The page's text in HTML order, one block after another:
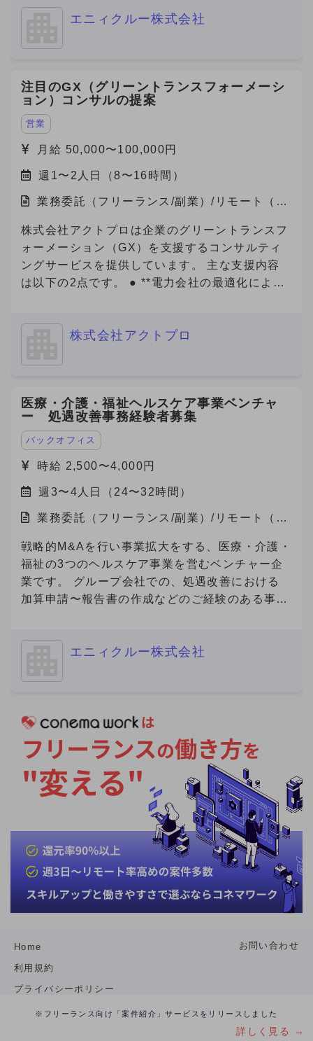
『Metoree』 https://metoree.com/ ★導入事例は
集の背景】 製造業界でもデジタルシフトが加速
流になりつつあります。 この変化を捉え、
「Metoree」への掲載を通じたリード獲得を支援
する需要が急拡大しています。 より多くの製造
るため、 セールス組織の拡大・強化のため増員
を検討しています。 【セールスチームの特徴】
の高いメンバーが刺激しあい切磋琢磨していま
す。 また、メンバー（マネジメント未経験）か
らリーダー・マネージャーに昇格したメンバーも
多数在籍しており、挑戦をしたい方へのチャンス
の機会がたくさんあります。 社内ナレッジも豊
ン後の動き方】 ・研修期間あり（最大15時間）
施、商談同席 ※研修期間中も報酬は発生します。
場合は1ヶ月ごとの自動更新制となります。 ※研
修期間の実績により契約終了の可能性あります。
り、現在数万人の外国人労働者が登録しており、
なる拡大や将来的なIPOを見据え、将来的な経営
チームへの参画を視野に入れながら、急成長スタ
ートアップにおいて、中途人材採用を戦略の立案
から実施までリードいただける方を募集いたしま
す。 ■ご応募（興味あり）にあたり■ 【必須1】
プロフィール（社歴、業務ご経験）詳細をご記載
ください。 【必須2】下記、「副業からの転職」
について、該当する番号をお知らせください。
【必須3】バックグラウンドについても選考の参
考にさせていただいておりますので、大学・学
部・専攻内容も記載してご応募をお願いいたしま
す。 「副業からの転職」について： 数ヶ月〜半
ただける方から優先的に採用させていただく案件
能性「無し」 ② 内容・条件により転職の可能性
転職の可能性「あり」（半年から1年以内程度）
④ 転職を「積極的に検討中」（半年以内） -------
-------------- ※これらの記載がない場合、
施する観点から、大変恐縮ですがご返信できない
ことがありますので、ご協力をお願いいたしま
エニィクルー株式会社
注目のGX（グリーントランスフォーメーシ
ョン）コンサルの提案
営業
月給 50,000〜100,000円
週1〜2人日（8〜16時間）
業務委託（フリーランス/副業）/リモート（在
株式会社アクトプロは企業のグリーントランスフ
ォーメーション（GX）を支援するコンサルティ
ングサービスを提供しています。 主な支援内容
は以下の2点です。 ● **電力会社の最適化による
あるコスト削減を実現します。 ● **Jクレジット
ESG評価・脱炭素経営の推進に貢献します。 近
年、GXは「企業の競争力」を左右する重要テー
マとなっており、コスト削減と環境価値の創出を
両立できる点が大きな魅力です。 今回、当社は
これらのサービスにご関心をお持ちの企業様をご
紹介いただけるパートナーを募集しています。
株式会社アクトプロ
医療・介護・福祉ヘルスケア事業ベンチャ
ー 処遇改善事務経験者募集
バックオフィス
時給 2,500〜4,000円
週3〜4人日（24〜32時間）
業務委託（フリーランス/副業）/リモート（在
戦略的M&Aを行い事業拡大をする、医療・介護・
福祉の3つのヘルスケア事業を営むベンチャー企
業です。 グループ会社での、処遇改善における
加算申請〜報告書の作成などのご経験のある事務
あたり■（必須） 必須要件について、具体的なご
ります。
エニィクルー株式会社
※フリーランス向け「案件紹介」サービスをリリースしました
詳しく見る →
Home
利用規約
プライバシーポリシー
特定商取引法
お問い合わせ